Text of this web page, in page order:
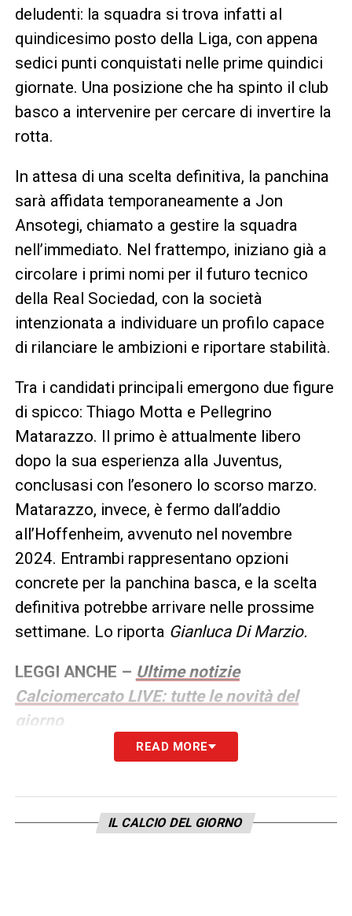
deludenti: la squadra si trova infatti al
quindicesimo posto della Liga, con appena
sedici punti conquistati nelle prime quindici
giornate. Una posizione che ha spinto il club
basco a intervenire per cercare di invertire la
rotta.
In attesa di una scelta definitiva, la panchina
sarà affidata temporaneamente a Jon
Ansotegi, chiamato a gestire la squadra
nell’immediato. Nel frattempo, iniziano già a
circolare i primi nomi per il futuro tecnico
della Real Sociedad, con la società
intenzionata a individuare un profilo capace
di rilanciare le ambizioni e riportare stabilità.
Tra i candidati principali emergono due figure
di spicco: Thiago Motta e Pellegrino
Matarazzo. Il primo è attualmente libero
dopo la sua esperienza alla Juventus,
conclusasi con l’esonero lo scorso marzo.
Matarazzo, invece, è fermo dall’addio
all’Hoffenheim, avvenuto nel novembre
2024. Entrambi rappresentano opzioni
concrete per la panchina basca, e la scelta
definitiva potrebbe arrivare nelle prossime
settimane. Lo riporta Gianluca Di Marzio.
LEGGI ANCHE – Ultime notizie
Calciomercato LIVE: tutte le novità del
giorno
READ MORE
IL CALCIO DEL GIORNO